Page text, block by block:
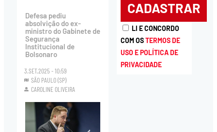
Defesa pediu
absolvição do ex-
ministro do Gabinete de
Segurança
Institucional de
Bolsonaro
3.SET.2025 - 10:59
SÃO PAULO (SP)
CAROLINE OLIVEIRA
LI E CONCORDO
COM OSTERMOS DE
USO E POLÍTICA DE
PRIVACIDADE